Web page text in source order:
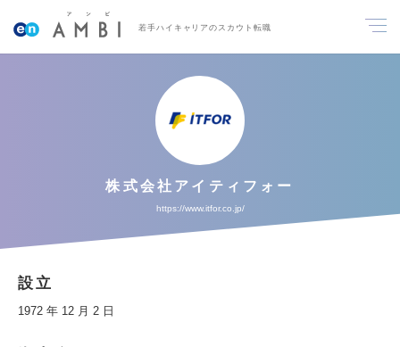
若手ハイキャリアのスカウト転職
株式会社アイティフォー
https://www.itfor.co.jp/
設立
1972 年 12 月 2 日